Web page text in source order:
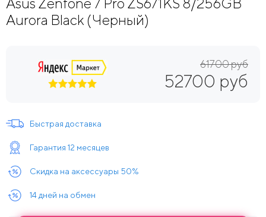
Aurora Black (Черный)
61700 руб
52700 руб
Быстрая доставка
Гарантия 12 месяцев
Скидка на аксессуары 50%
14 дней на обмен